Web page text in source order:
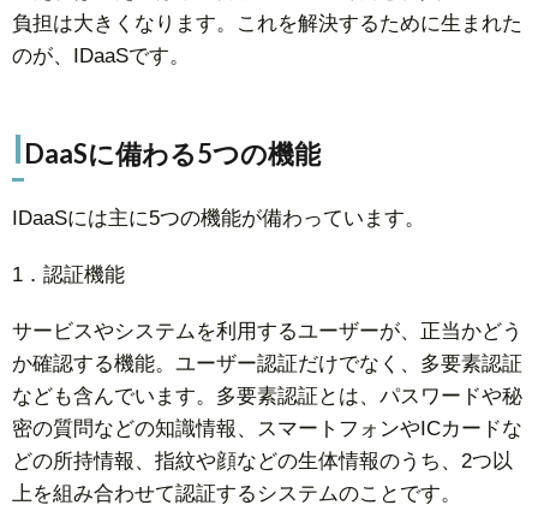
負担は大きくなります。これを解決するために生まれた
のが、IDaaSです。
IDaaSに備わる5つの機能
IDaaSには主に5つの機能が備わっています。
1．認証機能
サービスやシステムを利用するユーザーが、正当かどう
か確認する機能。ユーザー認証だけでなく、多要素認証
なども含んでいます。多要素認証とは、パスワードや秘
密の質問などの知識情報、スマートフォンやICカードな
どの所持情報、指紋や顔などの生体情報のうち、2つ以
上を組み合わせて認証するシステムのことです。